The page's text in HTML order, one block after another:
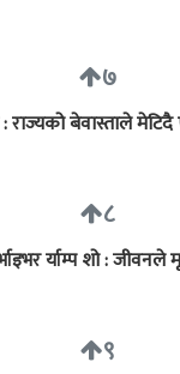
७
: राज्यको बेवास्ताले
८
र्याम्प शो :
९